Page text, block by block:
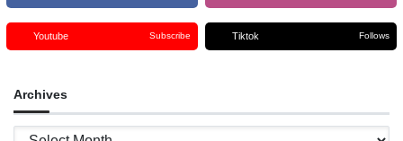
Youtube Subscribe Tiktok Follows
Archives
Archives